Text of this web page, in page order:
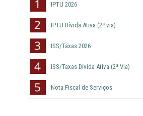
IPTU 2026
IPTU Dívida Ativa (2ª via)
ISS/Taxas 2026
ISS/Taxas Dívida Ativa (2ª Via)
Nota Fiscal de Serviços